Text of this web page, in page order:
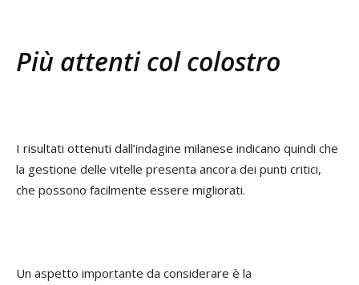
Più attenti col colostro
I risultati ottenuti dall’indagine milanese indicano quindi che
la gestione delle vitelle presenta ancora dei punti critici,
che possono facilmente essere migliorati.
Un aspetto importante da considerare è la